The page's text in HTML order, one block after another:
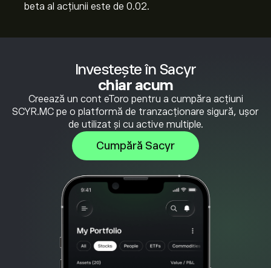
Investește în Sacyr
chiar acum
Creează un cont eToro pentru a cumpăra acțiuni
SCYR.MC pe o platformă de tranzacționare sigură, ușor
de utilizat și cu active multiple.
Cumpără Sacyr
beta al acțiunii este de 0.02.